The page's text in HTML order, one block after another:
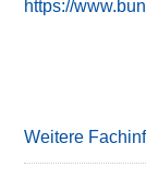
https://
Weitere